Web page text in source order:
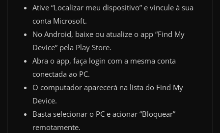
Ative “Localizar meu dispositivo” e vincule à sua
conta Microsoft.
No Android, baixe ou atualize o app “Find My
Device” pela Play Store.
Abra o app, faça login com a mesma conta
conectada ao PC.
O computador aparecerá na lista do Find My
Device.
Basta selecionar o PC e acionar “Bloquear”
remotamente.